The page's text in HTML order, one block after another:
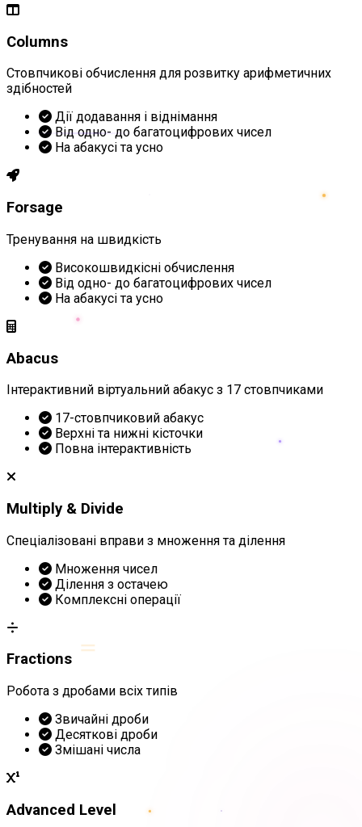
=
Columns
Стовпчикові обчислення для розвитку арифметичних
здібностей
Дії додавання і віднімання
Від одно- до багатоцифрових чисел
На абакусі та усно
Forsage
Тренування на швидкість
Високошвидкісні обчислення
Від одно- до багатоцифрових чисел
На абакусі та усно
Abacus
Інтерактивний віртуальний абакус з 17 стовпчиками
17-стовпчиковий абакус
Верхні та нижні кісточки
Повна інтерактивність
Multiply & Divide
Спеціалізовані вправи з множення та ділення
Множення чисел
Ділення з остачею
Комплексні операції
Fractions
Робота з дробами всіх типів
Звичайні дроби
Десяткові дроби
Змішані числа
Advanced Level